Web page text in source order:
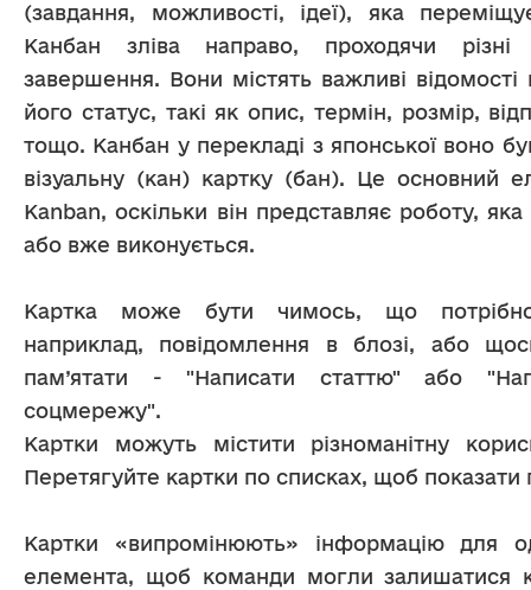
(завдання, можливості, ідеї), яка
Канбан зліва направо, проходячи
завершення. Вони містять важливі відомості
його статус, такі як опис, термін, розмір,
тощо. Канбан у перекладі з японської воно
візуальну (кан) картку (бан). Це основний
Kanban, оскільки він представляє роботу,
або вже виконується.
Картка може бути чимось, що
наприклад, повідомлення в блозі, або
пам’ятати - "Написати статтю" або
соцмережу".
Картки можуть містити різноманітну
Перетягуйте картки по списках, щоб
Картки «випромінюють» інформацію для
елемента, щоб команди могли залишатися